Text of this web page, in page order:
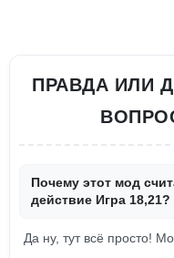
ПРАВДА ИЛИ
Почему этот мод
действие Игра 18,21?
Да ну, тут всё просто!